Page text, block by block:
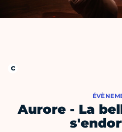
Aurore - La